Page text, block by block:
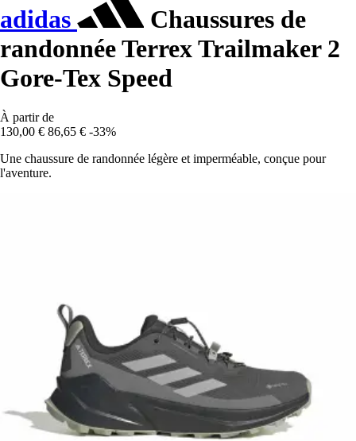
adidas
Chaussures de
randonnée Terrex Trailmaker 2
Gore-Tex Speed
À partir de
130,00 € 86,65 € -33%
Une chaussure de randonnée légère et imperméable, conçue pour
l'aventure.